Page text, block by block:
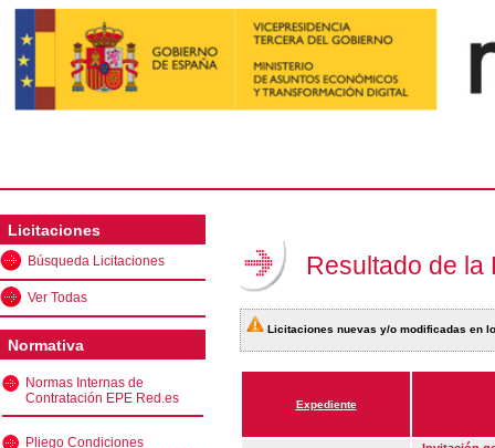
Licitaciones
Búsqueda Licitaciones
Ver Todas
Normativa
Normas Internas de
Contratación EPE Red.es
Pliego Condiciones
Resultado de la
Licitaciones nuevas y/o modificadas en
Expediente